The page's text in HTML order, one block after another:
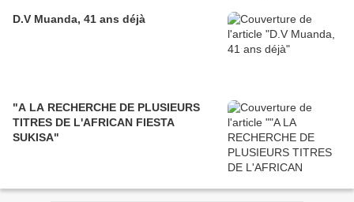
D.V Muanda, 41 ans déjà
"A LA RECHERCHE DE PLUSIEURS
TITRES DE L'AFRICAN FIESTA
SUKISA"